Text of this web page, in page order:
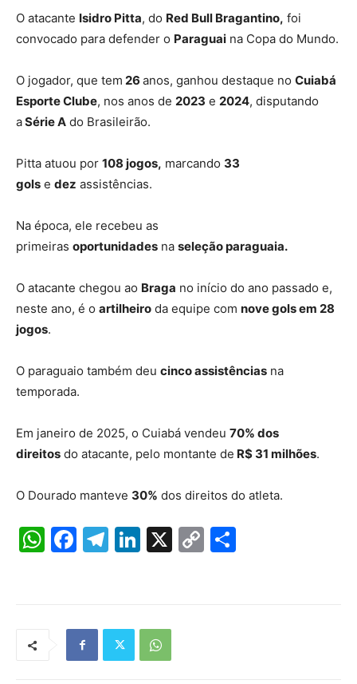
O atacante Isidro Pitta, do Red Bull Bragantino, foi
convocado para defender o Paraguai na Copa do Mundo.
O jogador, que tem 26 anos, ganhou destaque no Cuiabá
Esporte Clube, nos anos de 2023 e 2024, disputando
aSérie A do Brasileirão.
Pitta atuou por 108 jogos, marcando 33
gols e dez assistências.
Na época, ele recebeu as
primeiras oportunidades na seleção paraguaia.
O atacante chegou ao Braga no início do ano passado e,
neste ano, é o artilheiro da equipe com nove gols em 28
jogos.
O paraguaio também deu cinco assistências na
temporada.
Em janeiro de 2025, o Cuiabá vendeu 70% dos
direitos do atacante, pelo montante de R$ 31 milhões.
O Dourado manteve 30% dos direitos do atleta.
W F
b
o
T
a
m
Li
dI
n
X
C